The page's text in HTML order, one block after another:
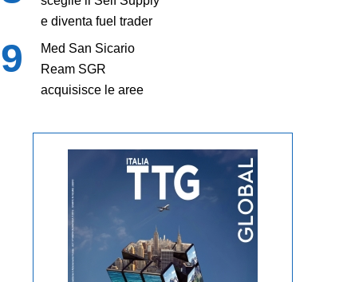
e diventa fuel trader
Med San Sicario
Ream SGR
acquisisce le aree